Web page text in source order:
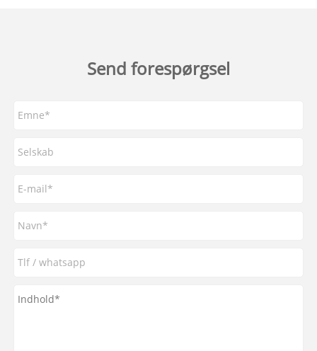
Send forespørgsel